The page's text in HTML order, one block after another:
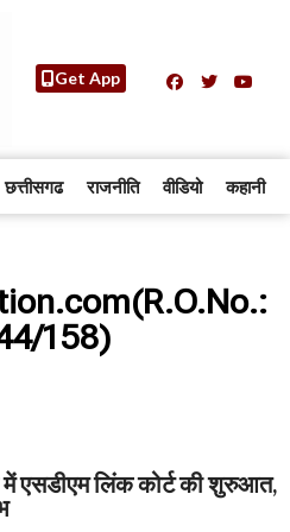
Get App
छत्तीसगढ राजनीति वीडियो कहानी
158)
एसडीएम लिंक कोर्ट की शुरुआत,